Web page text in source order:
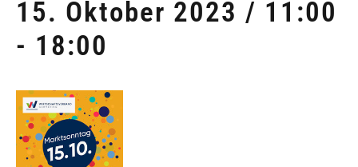
15. Oktober 2023 / 11:00
- 18:00